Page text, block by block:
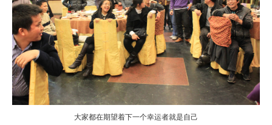
大家都在期望着下一个幸运者就是自己